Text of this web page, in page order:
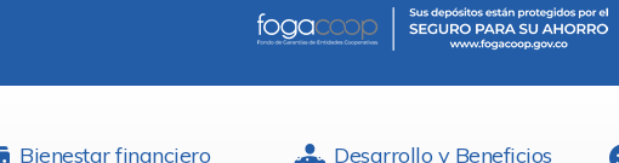
Bienestar financiero Desarrollo y Beneficios